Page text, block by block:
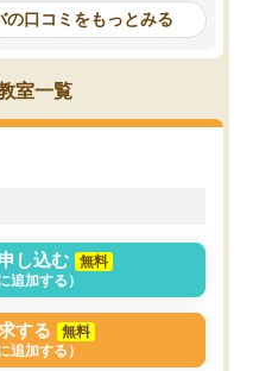
以上の
受験ま
しな
問できるのでとても助か
の口コミをもっとみる
室一覧
し込む
無料
追加する）
する
無料
追加する）